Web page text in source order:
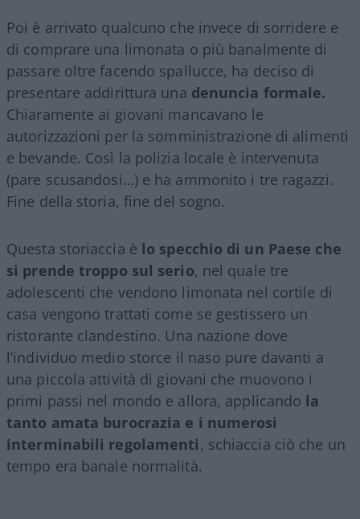
Poi è arrivato qualcuno che invece di sorridere e
di comprare una limonata o più banalmente di
passare oltre facendo spallucce, ha deciso di
presentare addirittura una denuncia formale.
Chiaramente ai giovani mancavano le
autorizzazioni per la somministrazione di alimenti
e bevande. Così la polizia locale è intervenuta
(pare scusandosi…) e ha ammonito i tre ragazzi.
Fine della storia, fine del sogno.
Questa storiaccia è lo specchio di un Paese che
si prende troppo sul serio, nel quale tre
adolescenti che vendono limonata nel cortile di
casa vengono trattati come se gestissero un
ristorante clandestino. Una nazione dove
l’individuo medio storce il naso pure davanti a
una piccola attività di giovani che muovono i
primi passi nel mondo e allora, applicando la
tanto amata burocrazia e i numerosi
interminabili regolamenti, schiaccia ciò che un
tempo era banale normalità.